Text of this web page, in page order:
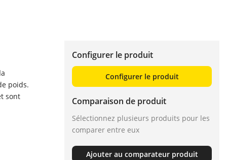
poids.
sont
Configurer le produit
Configurer le produit
Comparaison de produit
Sélectionnez plusieurs produits pour les
comparer entre eux
Ajouter au comparateur produit